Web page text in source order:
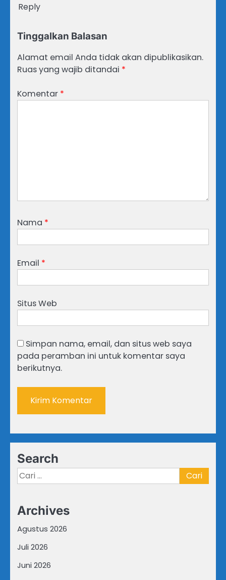
Reply
Tinggalkan Balasan
Alamat email Anda tidak akan dipublikasikan.
Ruas yang wajib ditandai *
Komentar *
Nama *
Email *
Situs Web
Simpan nama, email, dan situs web saya
pada peramban ini untuk komentar saya
berikutnya.
Search
Cari
untuk:
Archives
Agustus 2026
Juli 2026
Juni 2026